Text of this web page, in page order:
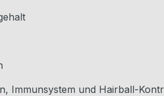
Immunsystem und Hairball-